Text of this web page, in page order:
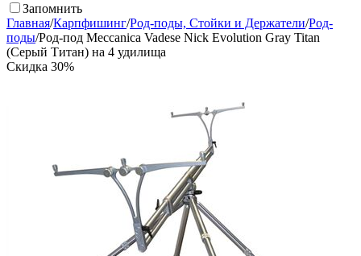
Запомнить
Главная/Карпфишинг/Род-поды, Стойки и Держатели/Род-
поды/Род-под Meccanica Vadese Nick Evolution Gray Titan
(Серый Титан) на 4 удилища
Скидка 30%